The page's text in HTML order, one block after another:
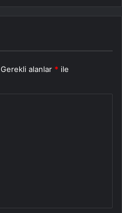
Gerekli alanlar * ile